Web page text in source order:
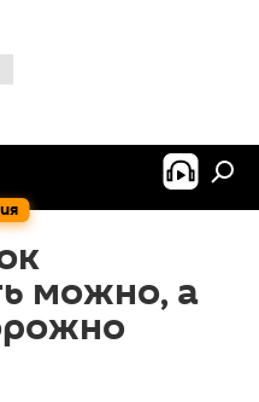
можно, а